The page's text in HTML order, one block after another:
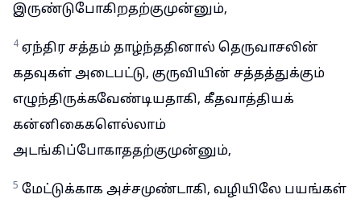
இருண்டுபோகிறதற்குமுன்னும்,
4 ஏந்திர சத்தம் தாழ்ந்ததினால் தெருவாசலின்
கதவுகள் அடைபட்டு, குருவியின் சத்தத்துக்கும்
எழுந்திருக்கவேண்டியதாகி, கீதவாத்தியக்
கன்னிகைகளெல்லாம்
அடங்கிப்போகாததற்குமுன்னும்,
5 மேட்டுக்காக அச்சமுண்டாகி, வழியிலே பயங்கள்